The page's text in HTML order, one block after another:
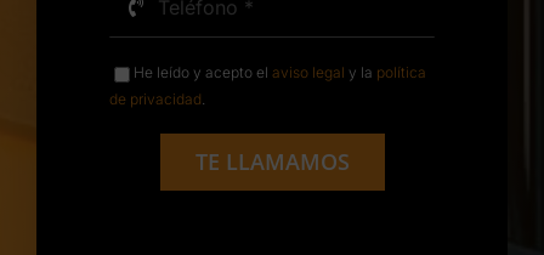
He leído y acepto el aviso legal y la política
de privacidad
TE LLAMAMOS